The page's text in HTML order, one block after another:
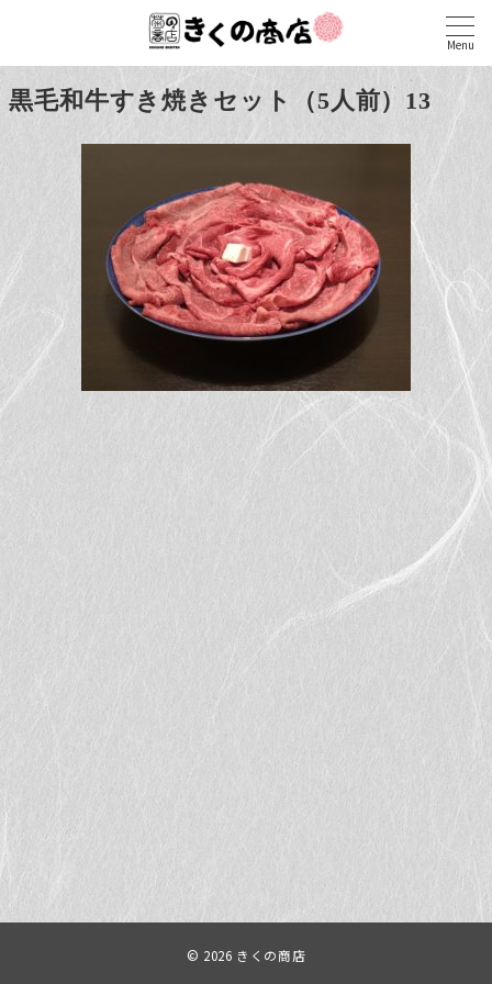
Menu
黒毛和牛すき焼きセット（5人前）13
© 2026 きくの商店